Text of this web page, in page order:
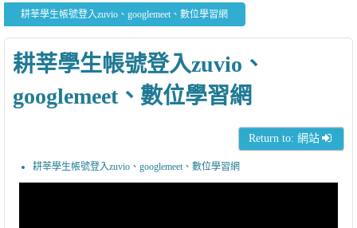
耕莘學生帳號登入zuvio、googlemeet、數位學習網
耕莘學生帳號登入zuvio、
googlemeet、數位學習網
Return to: 網站
耕莘學生帳號登入zuvio、googlemeet、數位學習網